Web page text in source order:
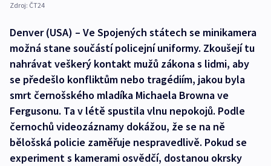
Zdroj: ČT24
Denver (USA) – Ve Spojených státech se minikamera
možná stane součástí policejní uniformy. Zkoušejí tu
nahrávat veškerý kontakt mužů zákona s lidmi, aby
se předešlo konfliktům nebo tragédiím, jakou byla
smrt černošského mladíka Michaela Browna ve
Fergusonu. Ta v létě spustila vlnu nepokojů. Podle
černochů videozáznamy dokážou, že se na ně
bělošská policie zaměřuje nespravedlivě. Pokud se
experiment s kamerami osvědčí, dostanou okrsky